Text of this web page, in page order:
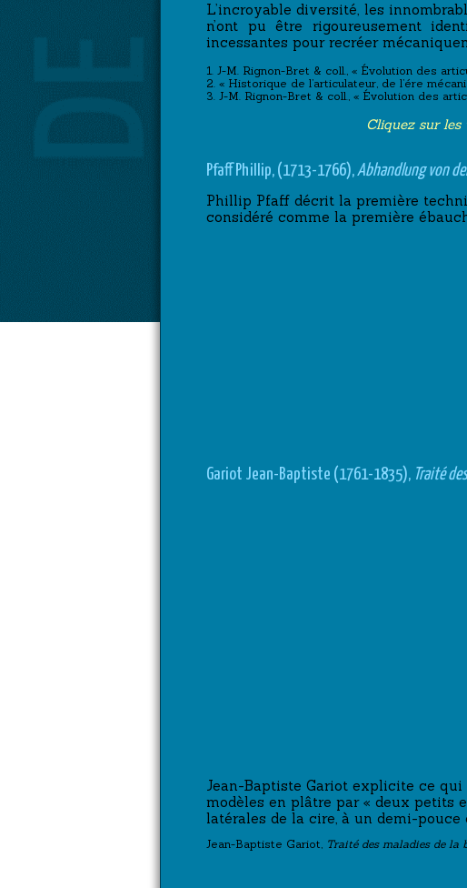
L’incroyable diversité, les
n’ont pu être rigoureusement
incessantes pour recréer
1. J-M. Rignon-Bret & coll., « Évolution des
2. « Historique de l’articulateur, de l’ére
3. J-M. Rignon-Bret & coll., « Évolution des
Cliquez sur
Pfaff Phillip, (1713-1766),Abhandlung von
Phillip Pfaff décrit la première
considéré comme la première
Gariot Jean-Baptiste (1761-1835), Traité
Jean-Baptiste Gariot explicite ce
modèles en plâtre par « deux petits
latérales de la cire, à un demi-
Jean-Baptiste Gariot, Traité des maladies de la